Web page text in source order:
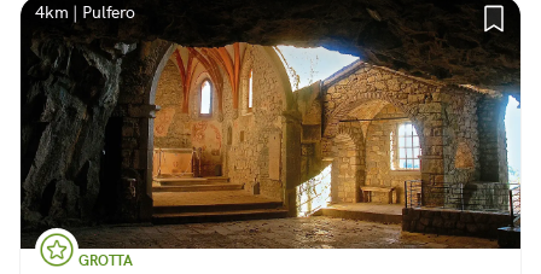
4km | Pulfero
GROTTA